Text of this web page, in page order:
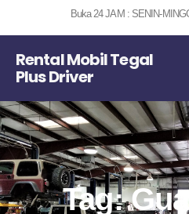
Buka 24 JAM : SENIN-
Rental Mobil Tegal
Plus Driver
Tag: